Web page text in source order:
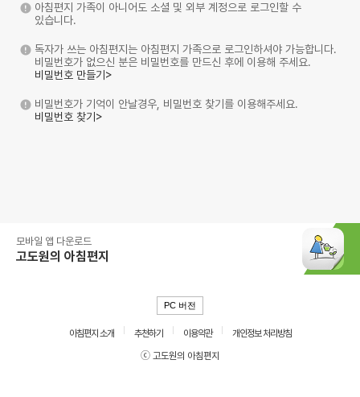
아침편지 가족이 아니어도 소셜 및 외부 계정으로 로그인할 수
있습니다.
독자가 쓰는 아침편지는 아침편지 가족으로 로그인하셔야 가능합니다.
비밀번호가 없으신 분은 비밀번호를 만드신 후에 이용해 주세요.
비밀번호 만들기>
비밀번호가 기억이 안날경우, 비밀번호 찾기를 이용해주세요.
비밀번호 찾기>
모바일 앱 다운로드
고도원의 아침편지
PC 버전
아침편지 소개 추천하기 이용약관
개인정보 처리방침
ⓒ 고도원의 아침편지